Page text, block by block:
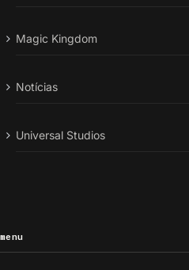
Magic Kingdom
Notícias
Universal Studios
menu